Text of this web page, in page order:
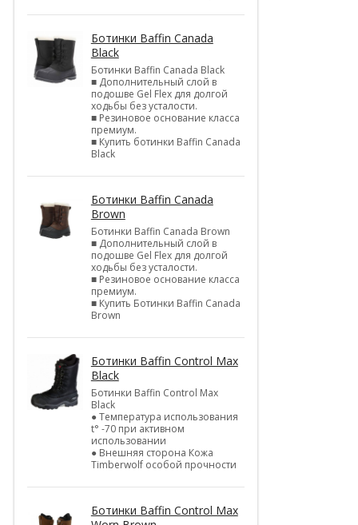
Ботинки Baffin Canada
Black
Ботинки Baffin Canada Black
■ Дополнительный слой в
подошве Gel Flex для долгой
ходьбы без усталости.
■ Резиновое основание класса
премиум.
■ Купить ботинки Baffin Canada
Black
Ботинки Baffin Canada
Brown
Ботинки Baffin Canada Brown
■ Дополнительный слой в
подошве Gel Flex для долгой
ходьбы без усталости.
■ Резиновое основание класса
премиум.
■ Купить Ботинки Baffin Canada
Brown
Ботинки Baffin Control Max
Black
Ботинки Baffin Control Max
Black
● Температура использования
t° -70 при активном
использовании
● Внешняя сторона Кожа
Timberwolf особой прочности
Ботинки Baffin Control Max